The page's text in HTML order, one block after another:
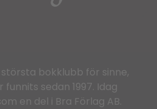
största bokklubb för sinne,
sedan 1997. Idag
en del i Bra Förlag AB.